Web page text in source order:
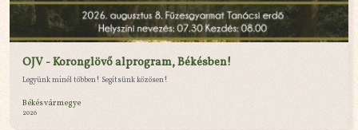
OJV - Koronglövő alprogram, Békésben!
Legyünk minél többen! Segítsünk közösen!
Békés vármegye
2026